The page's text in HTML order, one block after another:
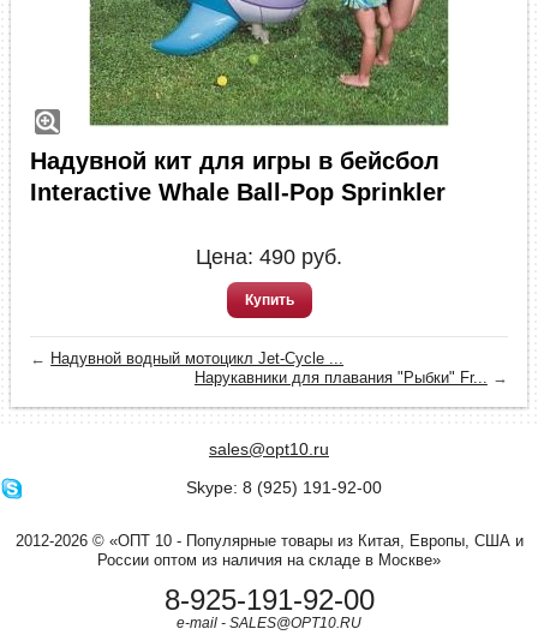
Надувной кит для игры в бейсбол
Interactive Whale Ball-Pop Sprinkler
Цена: 490 руб.
Купить
← Надувной водный мотоцикл Jet-Cycle ...
Нарукавники для плавания "Рыбки" Fr... →
sales@opt10.ru
Skype: 8 (925) 191-92-00
2012-2026 © «ОПТ 10 - Популярные товары из Китая, Европы, США и
России оптом из наличия на складе в Москве»
8-925-191-92-00
e-mail - SALES@OPT10.RU